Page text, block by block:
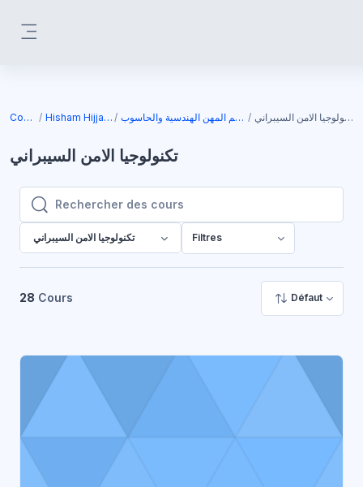
Cours Hisham Hijjawi قسم المهن الهندسية والحاسوب تكنولوجيا الامن السيبراني
تكنولوجيا الامن السيبراني
Rechercher des cours
Rechercher des cours
تكنولوجيا الامن السيبراني Filtres
28 Cours Défaut